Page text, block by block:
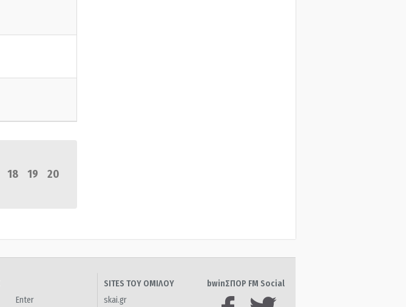
18 19
20
Enter
SITES ΤΟΥ ΟΜΙΛΟΥ
skai.gr
bwinΣΠΟΡ FM Social